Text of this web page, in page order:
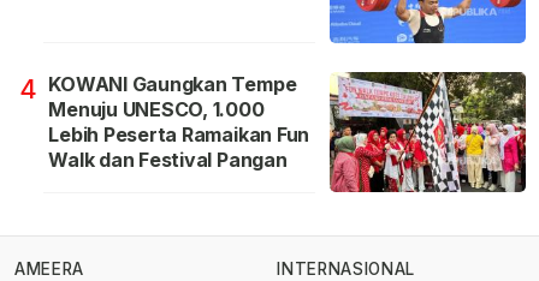
4 KOWANI Gaungkan Tempe
Menuju UNESCO, 1.000
Lebih Peserta Ramaikan Fun
Walk dan Festival Pangan
AMEERA
INTERNASIONAL